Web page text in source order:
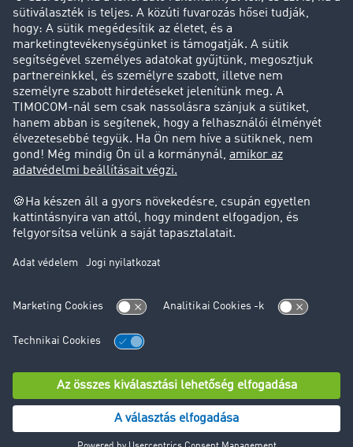
Cég
Sikertörténetek
Ügyfél hoz ügyfelet
Jogi információk
Impresszum
Adatvédelem
süti-beállítások
Támogatás
© TIMOCOM GmbH 2024. Minden jog fenntartva